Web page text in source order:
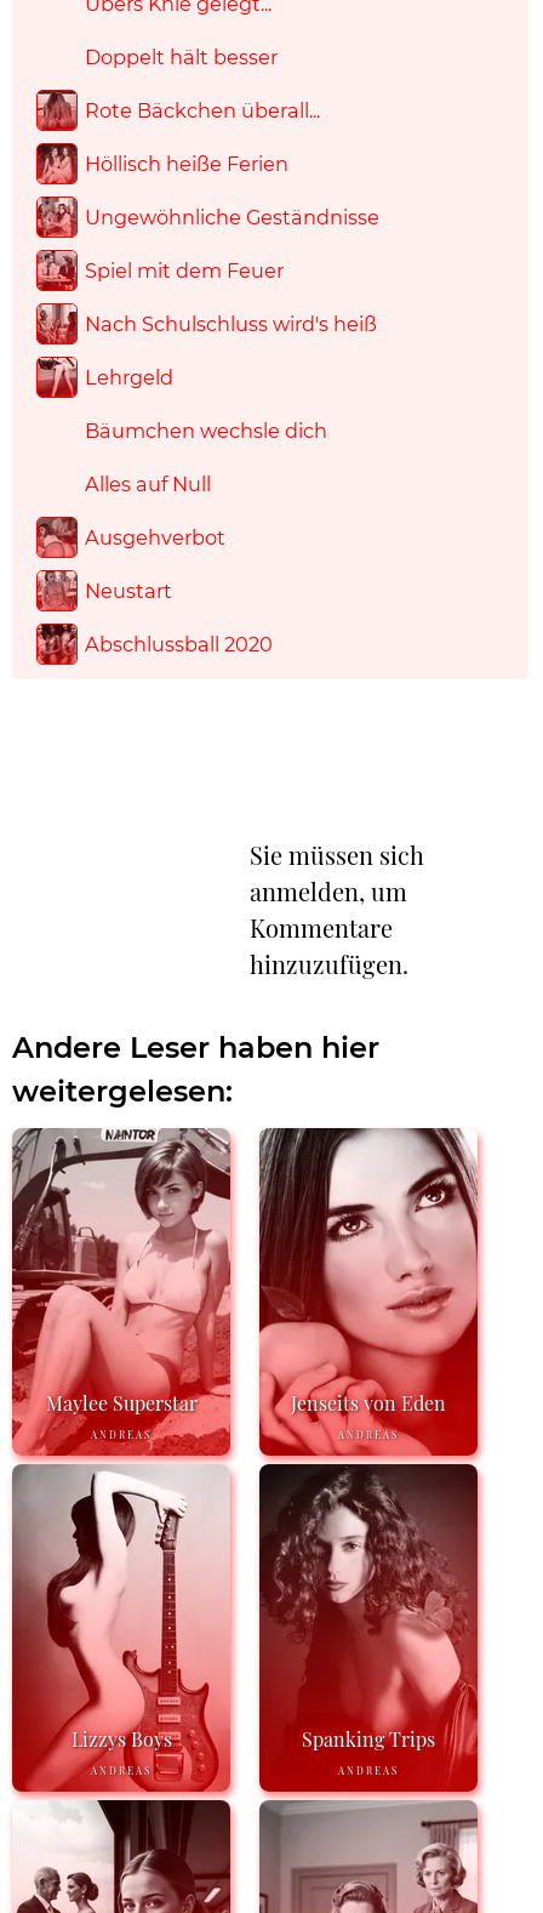
Doppelt hält besser
Rote Bäckchen überall...
Höllisch heiße Ferien
Ungewöhnliche Geständnisse
Spiel mit dem Feuer
Nach Schulschluss wird's heiß
Lehrgeld
Bäumchen wechsle dich
Alles auf Null
Ausgehverbot
Neustart
Abschlussball 2020
Sie müssen sich
anmelden, um
Kommentare
hinzuzufügen.
Andere Leser haben hier
weitergelesen:
Maylee Superstar
ANDREAS
Jenseits von Eden
ANDREAS
Lizzys Boys
ANDREAS
Spanking Trips
ANDREAS